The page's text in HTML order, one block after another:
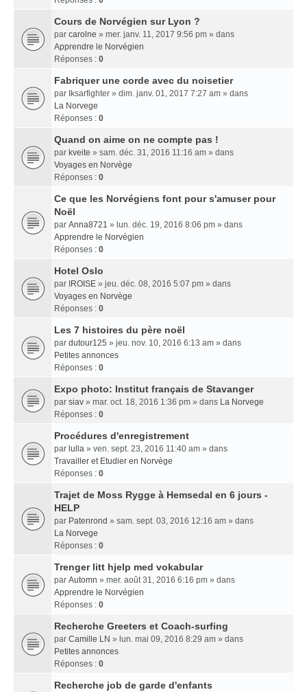
Cours de Norvégien sur Lyon ?
par carolne » mer. janv. 11, 2017 9:56 pm » dans
Apprendre le Norvégien
Réponses : 0
Fabriquer une corde avec du noisetier
par Iksarfighter » dim. janv. 01, 2017 7:27 am » dans
La Norvege
Réponses : 0
Quand on aime on ne compte pas !
par kveite » sam. déc. 31, 2016 11:16 am » dans
Voyages en Norvège
Réponses : 0
Ce que les Norvégiens font pour s'amuser pour
Noël
par Anna8721 » lun. déc. 19, 2016 8:06 pm » dans
Apprendre le Norvégien
Réponses : 0
Hotel Oslo
par IROISE » jeu. déc. 08, 2016 5:07 pm » dans
Voyages en Norvège
Réponses : 0
Les 7 histoires du père noël
par dutour125 » jeu. nov. 10, 2016 6:13 am » dans
Petites annonces
Réponses : 0
Expo photo: Institut français de Stavanger
par siav » mar. oct. 18, 2016 1:36 pm » dans La Norvege
Réponses : 0
Procédures d'enregistrement
par lulla » ven. sept. 23, 2016 11:40 am » dans
Travailler et Etudier en Norvège
Réponses : 0
Trajet de Moss Rygge à Hemsedal en 6 jours -
HELP
par Patenrond » sam. sept. 03, 2016 12:16 am » dans
La Norvege
Réponses : 0
Trenger litt hjelp med vokabular
par Automn » mer. août 31, 2016 6:16 pm » dans
Apprendre le Norvégien
Réponses : 0
Recherche Greeters et Coach-surfing
par Camille LN » lun. mai 09, 2016 8:29 am » dans
Petites annonces
Réponses : 0
Recherche job de garde d'enfants